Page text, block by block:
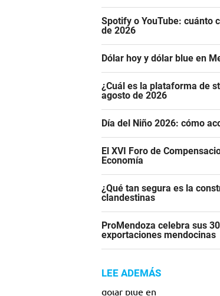
Spotify o YouTube: cuánto
de 2026
Dólar hoy y dólar blue en
¿Cuál es la plataforma de
agosto de 2026
Día del Niño 2026: cómo
El XVI Foro de
Economía
¿Qué tan segura es la
clandestinas
ProMendoza celebra sus
exportaciones mendocinas
LEE ADEMÁS